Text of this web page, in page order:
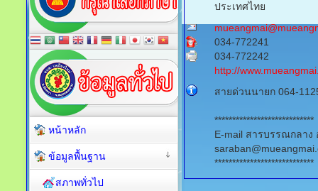
ประเทศไทย
034-772241
034-772242
http://
สายด่วนนายก 064-
****************************
E-mail สารบรรณกลาง
****************************
หน้าหลัก
ข้อมูลพื้นฐาน
สภาพทั่วไป